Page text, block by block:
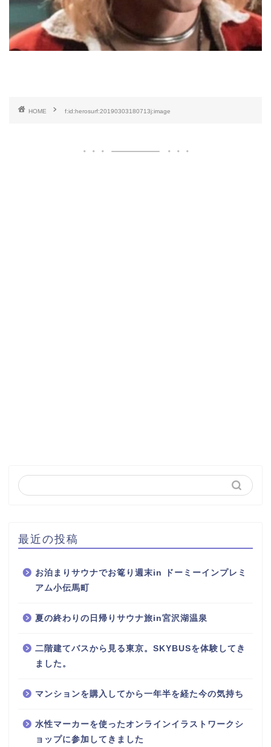
HOME f:id:herosurf:20190303180713j:image
最近の投稿
お泊まりサウナでお篭り週末in ドーミーインプレミ
アム小伝馬町
夏の終わりの日帰りサウナ旅in宮沢湖温泉
二階建てバスから見る東京。SKYBUSを体験してき
ました。
マンションを購入してから一年半を経た今の気持ち
水性マーカーを使ったオンラインイラストワークシ
ョップに参加してきました